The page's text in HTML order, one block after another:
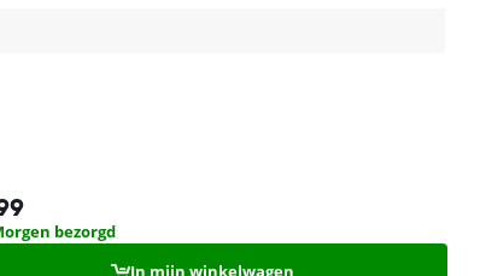
bezorgd
In mijn winkelwagen